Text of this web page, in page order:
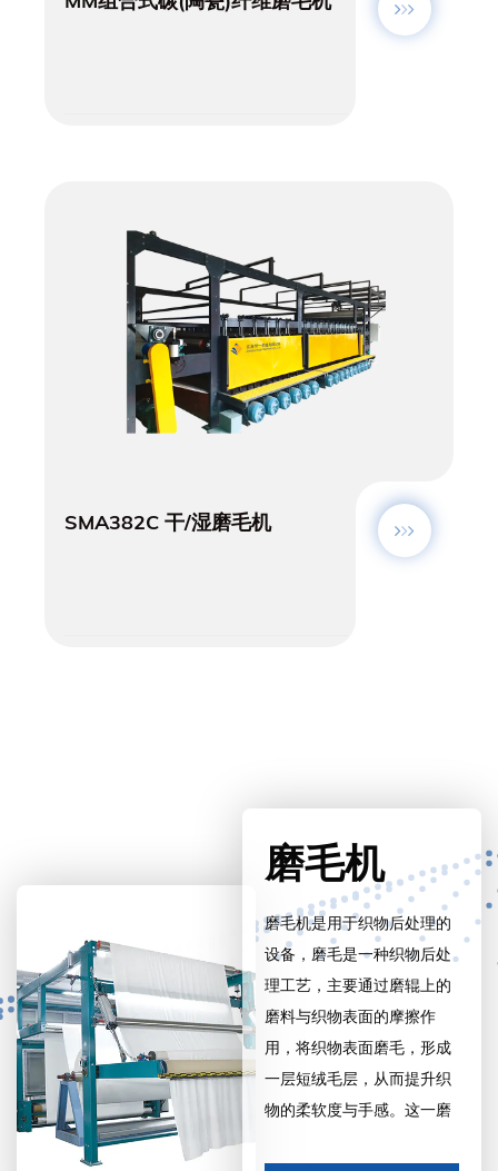
SMA382C 干/湿磨毛机
磨毛机
磨毛机是用于织物后处理的
设备，磨毛是一种织物后处
理工艺，主要通过磨辊上的
磨料与织物表面的摩擦作
用，将织物表面磨毛，形成
一层短绒毛层，从而提升织
物的柔软度与手感。这一磨